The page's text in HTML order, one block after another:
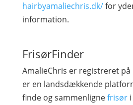
hairbyamaliechris.dk/for
information.
FrisørFinder
AmalieChris er registreret
er en landsdækkende
finde og sammenlignefrisøri